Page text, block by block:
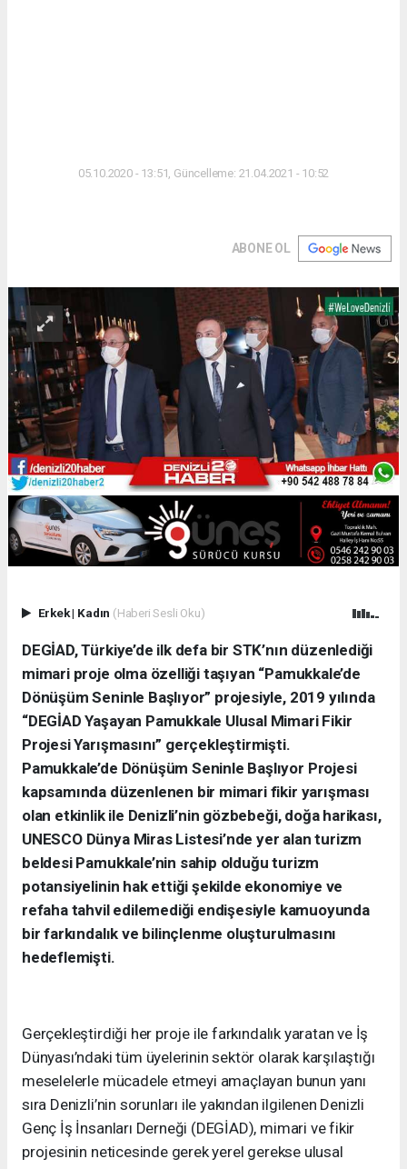
05.10.2020 - 13:51, Güncelleme: 21.04.2021 - 10:52
ABONE OL
Erkek| Kadın (Haberi Sesli Oku)
DEGİAD, Türkiye’de ilk defa bir STK’nın düzenlediği
mimari proje olma özelliği taşıyan “Pamukkale’de
Dönüşüm Seninle Başlıyor” projesiyle, 2019 yılında
“DEGİAD Yaşayan Pamukkale Ulusal Mimari Fikir
Projesi Yarışmasını” gerçekleştirmişti.
Pamukkale’de Dönüşüm Seninle Başlıyor Projesi
kapsamında düzenlenen bir mimari fikir yarışması
olan etkinlik ile Denizli’nin gözbebeği, doğa harikası,
UNESCO Dünya Miras Listesi’nde yer alan turizm
beldesi Pamukkale’nin sahip olduğu turizm
potansiyelinin hak ettiği şekilde ekonomiye ve
refaha tahvil edilemediği endişesiyle kamuoyunda
bir farkındalık ve bilinçlenme oluşturulmasını
hedeflemişti.
Gerçekleştirdiği her proje ile farkındalık yaratan ve İş
Dünyası’ndaki tüm üyelerinin sektör olarak karşılaştığı
meselelerle mücadele etmeyi amaçlayan bunun yanı
sıra Denizli’nin sorunları ile yakından ilgilenen Denizli
Genç İş İnsanları Derneği (DEGİAD), mimari ve fikir
projesinin neticesinde gerek yerel gerekse ulusal